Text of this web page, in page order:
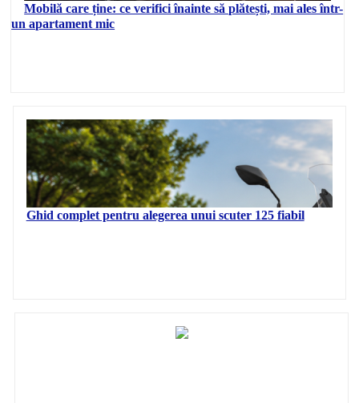
Mobilă care ține: ce verifici înainte să plătești, mai ales într-
un apartament mic
Ghid complet pentru alegerea unui scuter 125 fiabil